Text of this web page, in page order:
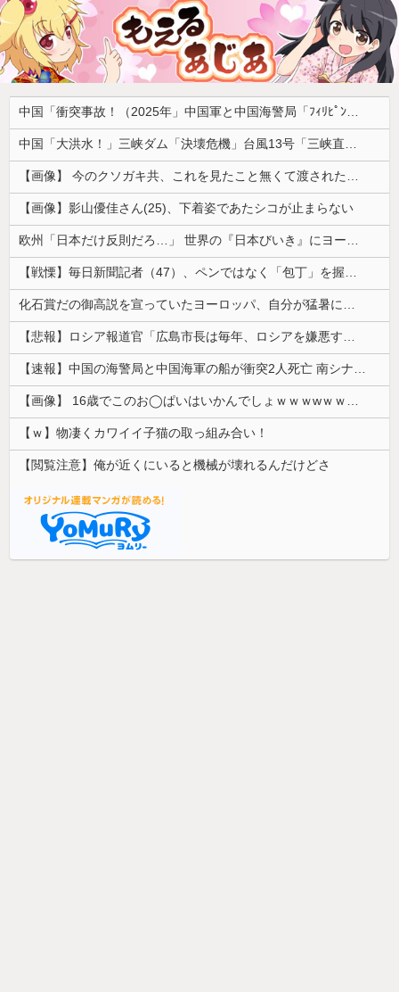
中国「衝突事故！（2025年」中国軍と中国海警局「ﾌｨﾘﾋﾟﾝ船の追跡中に衝突！（8/11」中国「2人死亡」中国政府「1年間隠蔽」日本「隠蔽された事実報道！（2026年」→
中国「大洪水！」三峡ダム「決壊危機」台風13号「三峡直撃確定」日本「最も強い勢力で接近！（伊勢湾台風級」台風13号と15号「中国本土でぶつかり合う（前代未聞」→
【画像】 今のクソガキ共、これを見たこと無くて渡されたらパニクるらしいｗｗｗｗｗｗｗｗｗｗｗｗｗ
【画像】影山優佳さん(25)、下着姿であたシコが止まらない
欧州「日本だけ反則だろ…」 世界の『日本びいき』にヨーロッパ全土から不満の声
【戦慄】毎日新聞記者（47）、ペンではなく「包丁」を握ってしまった結果・・・・・
化石賞だの御高説を宣っていたヨーロッパ、自分が猛暑に襲われると為すすべべもなくダメージを受けてしまい……
【悲報】ロシア報道官「広島市長は毎年、ロシアを嫌悪する『偽りの呪文』を繰り返し、日本人をゾンビ化させている」と主張
【速報】中国の海警局と中国海軍の船が衝突2人死亡 南シナ海でフィリピン船を追跡中
【画像】 16歳でこのお◯ぱいはいかんでしょｗｗｗwｗｗｗｗｗｗｗｗ❤
【ｗ】物凄くカワイイ子猫の取っ組み合い！
【閲覧注意】俺が近くにいると機械が壊れるんだけどさ